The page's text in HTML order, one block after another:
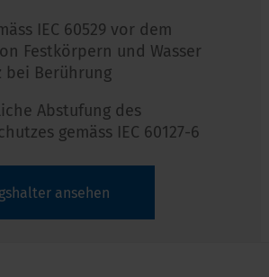
IEC 60529 vor dem
Festkörpern und Wasser
bei Berührung
Abstufung des
gemäss IEC 60127-6
ansehen